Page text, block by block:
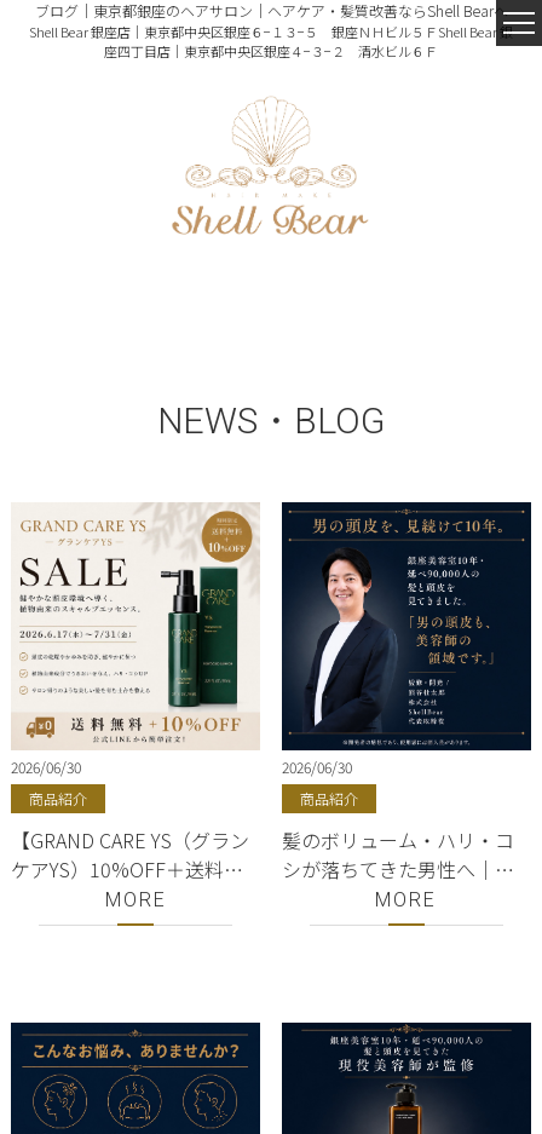
ブログ｜東京都銀座のヘアサロン｜ヘアケア・髪質改善ならShell Bearへ
Shell Bear 銀座店｜東京都中央区銀座６−１３−５ 銀座ＮＨビル５ＦShell Bear 銀
座四丁目店｜東京都中央区銀座４−３−２ 清水ビル６Ｆ
NEWS・BLOG
2026/06/30
商品紹介
【GRAND CARE YS（グラン
ケアYS）10%OFF＋送料無
料】 夏のサロン専売品セー
ル｜銀座・有楽町・東京駅
MORE
2026/06/30
商品紹介
髪のボリューム・ハリ・コ
シが落ちてきた男性へ｜銀
座美容師が勧めるスカルプ
シャンプーで根元から立ち
MORE